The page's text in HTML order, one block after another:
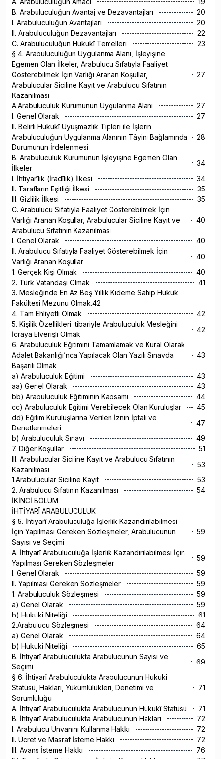
A. Arabuluculuğun Amacı
19
B. Arabuluculuğun Avantaj ve Dezavantajları
20
I. Arabuluculuğun Avantajları
20
II. Arabuluculuğun Dezavantajları
22
C. Arabuluculuğun Hukukî Temelleri
23
§ 4. Arabuluculuğun Uygulanma Alanı, İşleyişine
Egemen Olan İlkeler, Arabulucu Sıfatıyla Faaliyet
Gösterebilmek İçin Varlığı Aranan Koşullar,
Arabulucular Siciline Kayıt ve Arabulucu Sıfatının
Kazanılması
27
A.Arabuluculuk Kurumunun Uygulanma Alanı
27
I. Genel Olarak
27
II. Belirli Hukukî Uyuşmazlık Tipleri ile İşlerin
Arabuluculuğun Uygulanma Alanının Tâyini Bağlamında
Durumunun İrdelenmesi
28
B. Arabuluculuk Kurumunun İşleyişine Egemen Olan
İlkeler
34
I. İhtiyarîlik (İradîlik) İlkesi
34
II. Tarafların Eşitliği İlkesi
35
III. Gizlilik İlkesi
35
C. Arabulucu Sıfatıyla Faaliyet Gösterebilmek İçin
Varlığı Aranan Koşullar, Arabulucular Siciline Kayıt ve
Arabulucu Sıfatının Kazanılması
40
I. Genel Olarak
40
II. Arabulucu Sıfatıyla Faaliyet Gösterebilmek İçin
Varlığı Aranan Koşullar
40
1. Gerçek Kişi Olmak
40
2. Türk Vatandaşı Olmak
41
3. Mesleğinde En Az Beş Yıllık Kıdeme Sahip Hukuk
Fakültesi Mezunu Olmak.42
4. Tam Ehliyetli Olmak
42
5. Kişilik Özellikleri İtibariyle Arabuluculuk Mesleğini
İcraya Elverişli Olmak
42
6. Arabuluculuk Eğitimini Tamamlamak ve Kural Olarak
Adalet Bakanlığı’nca Yapılacak Olan Yazılı Sınavda
Başarılı Olmak
43
a) Arabuluculuk Eğitimi
43
aa) Genel Olarak
43
bb) Arabuluculuk Eğitiminin Kapsamı
44
cc) Arabuluculuk Eğitimi Verebilecek Olan Kuruluşlar
45
dd) Eğitim Kuruluşlarına Verilen İznin İptali ve
Denetlenmeleri
47
b) Arabuluculuk Sınavı
49
7. Diğer Koşullar
51
III. Arabulucular Siciline Kayıt ve Arabulucu Sıfatının
Kazanılması
53
1.Arabulucular Siciline Kayıt
53
2. Arabulucu Sıfatının Kazanılması
54
İKİNCİ BÖLÜM
İHTİYARÎ ARABULUCULUK
§ 5. İhtiyarî Arabuluculuğa İşlerlik Kazandırılabilmesi
İçin Yapılması Gereken Sözleşmeler, Arabulucunun
Sayısı ve Seçimi
59
A. İhtiyarî Arabuluculuğa İşlerlik Kazandırılabilmesi İçin
Yapılması Gereken Sözleşmeler
59
I. Genel Olarak
59
II. Yapılması Gereken Sözleşmeler
59
1. Arabuluculuk Sözleşmesi
59
a) Genel Olarak
59
b) Hukukî Niteliği
61
2.Arabulucu Sözleşmesi
64
a) Genel Olarak
64
b) Hukukî Niteliği
65
B. İhtiyarî Arabuluculukta Arabulucunun Sayısı ve
Seçimi
69
§ 6. İhtiyarî Arabuluculukta Arabulucunun Hukukî
Statüsü, Hakları, Yükümlülükleri, Denetimi ve
Sorumluluğu
71
A. İhtiyarî Arabuluculukta Arabulucunun Hukukî Statüsü
71
B. İhtiyarî Arabuluculukta Arabulucunun Hakları
72
I. Arabulucu Unvanını Kullanma Hakkı
72
II. Ücret ve Masraf İsteme Hakkı
72
III. Avans İsteme Hakkı
76